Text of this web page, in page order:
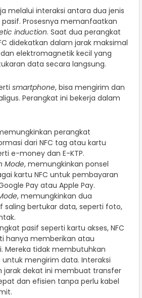
melalui interaksi antara dua jenis
Prosesnya memanfaatkan
induction. Saat dua perangkat
didekatkan dalam jarak maksimal
elektromagnetik kecil yang
data secara langsung.
smartphone, bisa mengirim dan
Perangkat ini bekerja dalam
perangkat
dari NFC tag atau kartu
e-money dan E-KTP.
Mode, memungkinkan ponsel
kartu NFC untuk pembayaran
Pay atau Apple Pay.
, memungkinkan dua
saling bertukar data, seperti foto,
pasif seperti kartu akses, NFC
hanya memberikan atau
Mereka tidak membutuhkan
mengirim data. Interaksi
jarak dekat ini membuat transfer
dan efisien tanpa perlu kabel